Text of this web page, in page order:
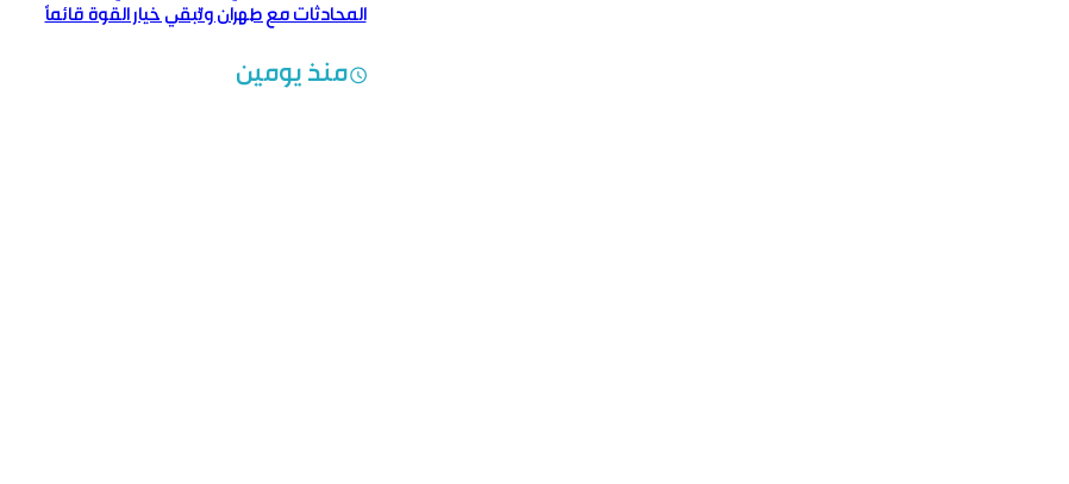
المحادثات مع طهران وتُبقي خيار القوة قائماً
منذ يومين